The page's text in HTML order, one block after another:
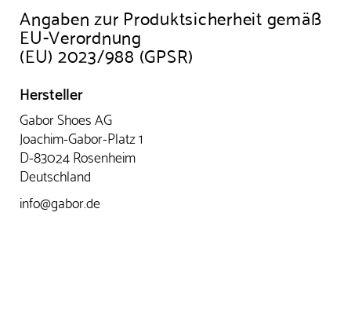
Angaben zur Produktsicherheit gemäß
EU-Verordnung
(EU) 2023/988 (GPSR)
Hersteller
Gabor Shoes AG
Joachim-Gabor-Platz 1
D-83024 Rosenheim
Deutschland
info@gabor.de